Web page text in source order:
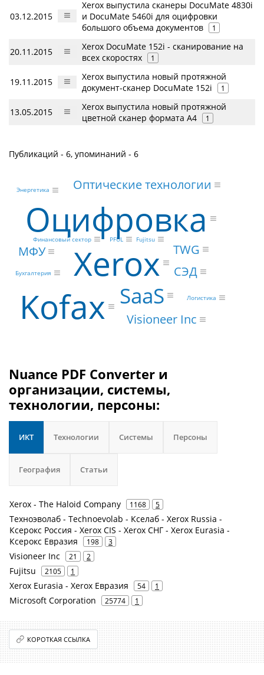
03.12.2015
Xerox выпустила сканеры DocuMate 4830i
и DocuMate 5460i для оцифровки
большого объема документов
1
20.11.2015
Xerox DocuMate 152i - сканирование на
всех скоростях
1
19.11.2015
Xerox выпустила новый протяжной
документ-сканер DocuMate 152i
1
13.05.2015
Xerox выпустила новый протяжной
цветной сканер формата A4
1
Публикаций - 6, упоминаний - 6
Xerox
Оцифровка
Kofax SaaS
Visioneer Inc
СЭД
МФУ
Оптические технологии
TWG
Fujitsu
PFUL
Бухгалтерия
Логистика
Энергетика
Финансовый сектор
Nuance PDF Converter и
организации, системы,
технологии, персоны:
ИКТ Технологии Системы Персоны
География Статьи
Xerox - The Haloid Company 1168 5
Техноэволаб - Technoevolab - Кселаб - Xerox Russia -
Ксерокс Россия - Xerox CIS - Xerox СНГ - Xerox Eurasia -
Ксерокс Евразия
198 3
Visioneer Inc 21 2
Fujitsu 2105 1
Xerox Eurasia - Xerox Евразия 54 1
Microsoft Corporation 25774 1
КОРОТКАЯ ССЫЛКА